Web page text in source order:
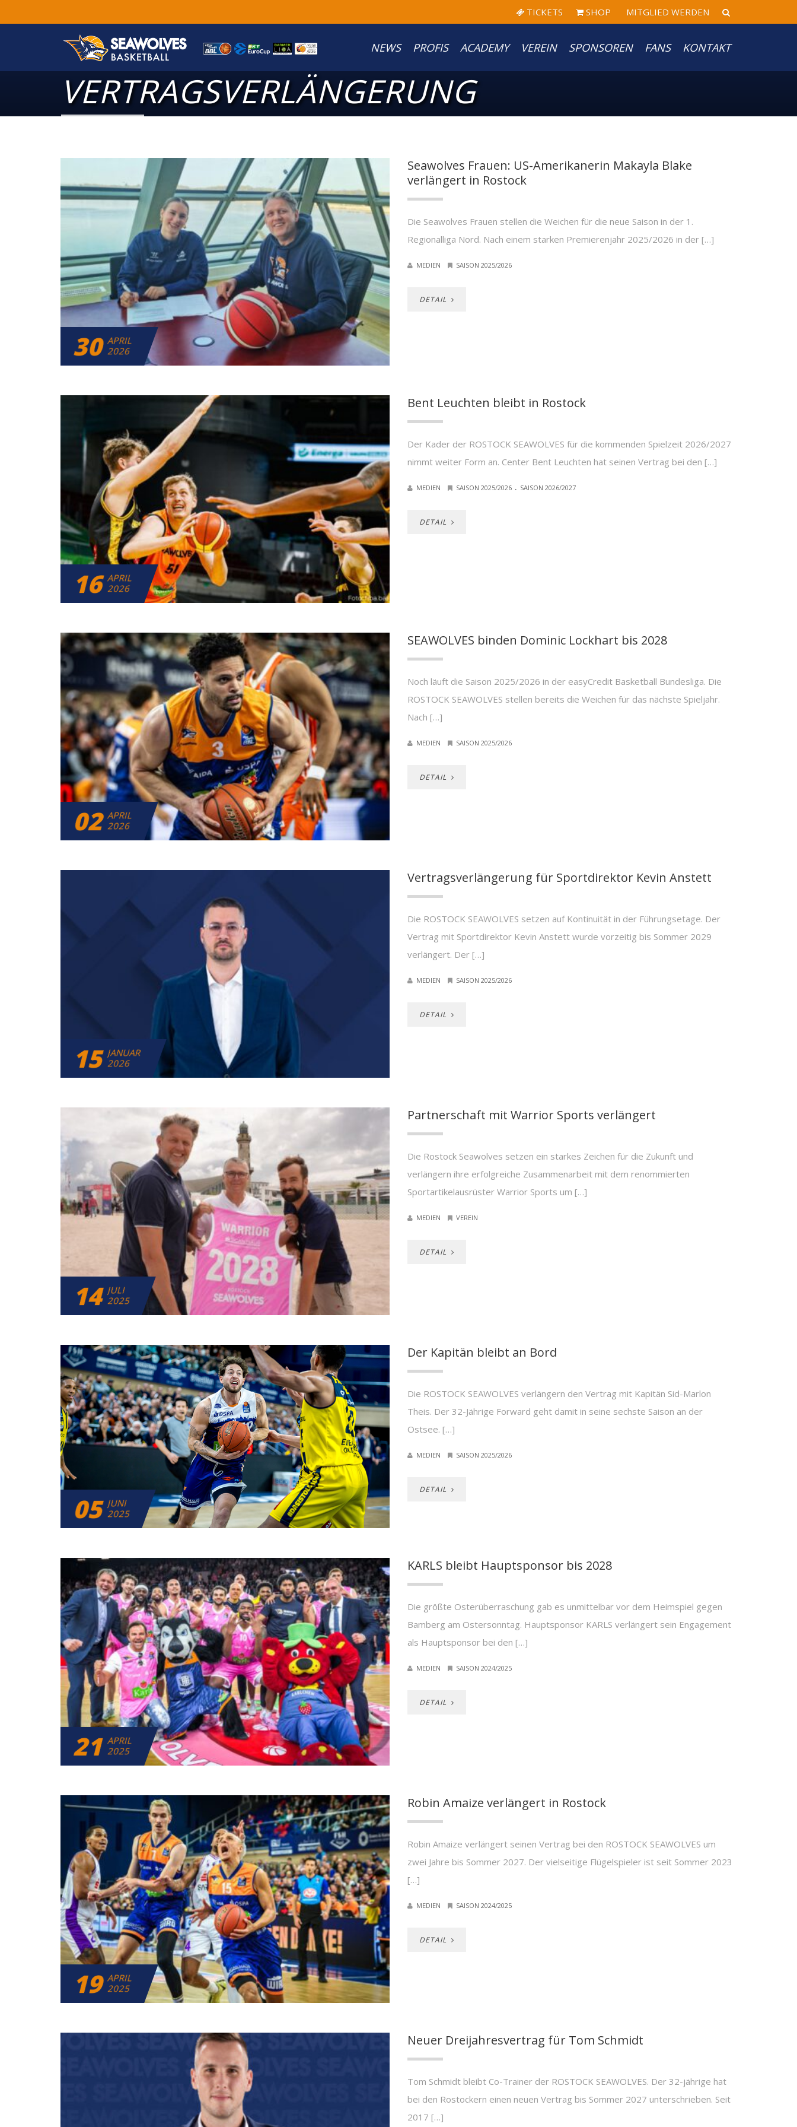
TICKETS SHOP MITGLIED WERDEN
NEWS PROFIS ACADEMY VEREIN SPONSOREN FANS KONTAKT
VERTRAGSVERLÄNGERUNG
30 APRIL
2026
Seawolves Frauen: US-Amerikanerin Makayla Blake
verlängert in Rostock
Die Seawolves Frauen stellen die Weichen für die neue Saison in der 1.
Regionalliga Nord. Nach einem starken Premierenjahr 2025/2026 in der […]
MEDIEN SAISON 2025/2026
DETAIL
16 APRIL
2026
Bent Leuchten bleibt in Rostock
Der Kader der ROSTOCK SEAWOLVES für die kommenden Spielzeit 2026/2027
nimmt weiter Form an. Center Bent Leuchten hat seinen Vertrag bei den […]
MEDIEN SAISON 2025/2026 . SAISON 2026/2027
DETAIL
02 APRIL
2026
SEAWOLVES binden Dominic Lockhart bis 2028
Noch läuft die Saison 2025/2026 in der easyCredit Basketball Bundesliga. Die
ROSTOCK SEAWOLVES stellen bereits die Weichen für das nächste Spieljahr.
Nach […]
MEDIEN SAISON 2025/2026
DETAIL
15 JANUAR
2026
Vertragsverlängerung für Sportdirektor Kevin Anstett
Die ROSTOCK SEAWOLVES setzen auf Kontinuität in der Führungsetage. Der
Vertrag mit Sportdirektor Kevin Anstett wurde vorzeitig bis Sommer 2029
verlängert. Der […]
MEDIEN SAISON 2025/2026
DETAIL
14 JULI
2025
Partnerschaft mit Warrior Sports verlängert
Die Rostock Seawolves setzen ein starkes Zeichen für die Zukunft und
verlängern ihre erfolgreiche Zusammenarbeit mit dem renommierten
Sportartikelausrüster Warrior Sports um […]
MEDIEN VEREIN
DETAIL
05 JUNI
2025
Der Kapitän bleibt an Bord
Die ROSTOCK SEAWOLVES verlängern den Vertrag mit Kapitän Sid-Marlon
Theis. Der 32-Jährige Forward geht damit in seine sechste Saison an der
Ostsee. […]
MEDIEN SAISON 2025/2026
DETAIL
21 APRIL
2025
KARLS bleibt Hauptsponsor bis 2028
Die größte Osterüberraschung gab es unmittelbar vor dem Heimspiel gegen
Bamberg am Ostersonntag. Hauptsponsor KARLS verlängert sein Engagement
als Hauptsponsor bei den […]
MEDIEN SAISON 2024/2025
DETAIL
19 APRIL
2025
Robin Amaize verlängert in Rostock
Robin Amaize verlängert seinen Vertrag bei den ROSTOCK SEAWOLVES um
zwei Jahre bis Sommer 2027. Der vielseitige Flügelspieler ist seit Sommer 2023
[…]
MEDIEN SAISON 2024/2025
DETAIL
Neuer Dreijahresvertrag für Tom Schmidt
Tom Schmidt bleibt Co-Trainer der ROSTOCK SEAWOLVES. Der 32-jährige hat
bei den Rostockern einen neuen Vertrag bis Sommer 2027 unterschrieben. Seit
2017 […]